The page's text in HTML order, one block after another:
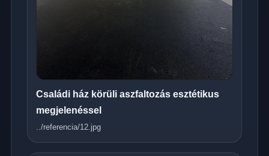
Családi ház körüli aszfaltozás esztétikus
megjelenéssel
../referencia/12.jpg